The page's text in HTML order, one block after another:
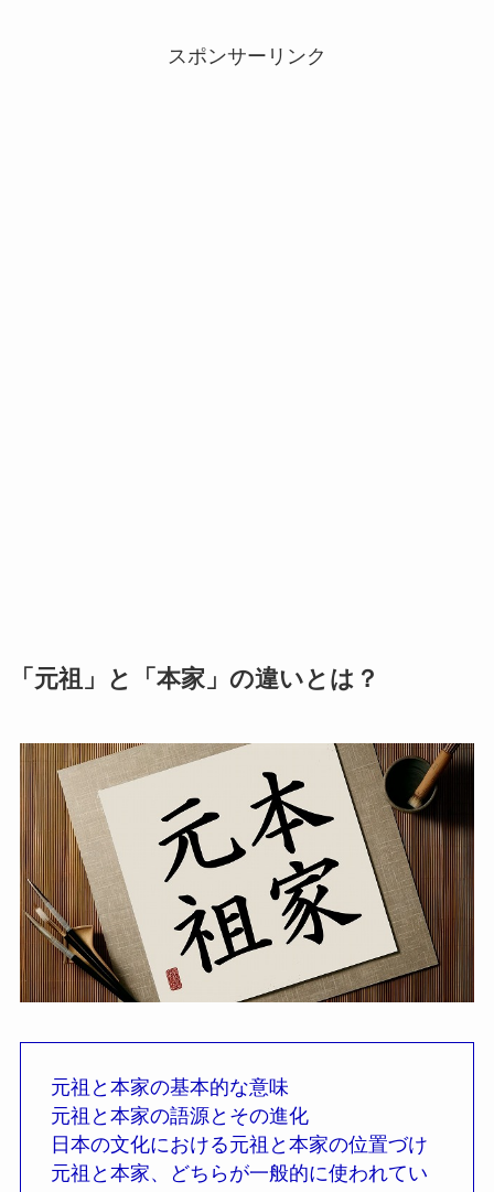
スポンサーリンク
「元祖」と「本家」の違いとは？
元祖と本家の基本的な意味
元祖と本家の語源とその進化
日本の文化における元祖と本家の位置づけ
元祖と本家、どちらが一般的に使われてい